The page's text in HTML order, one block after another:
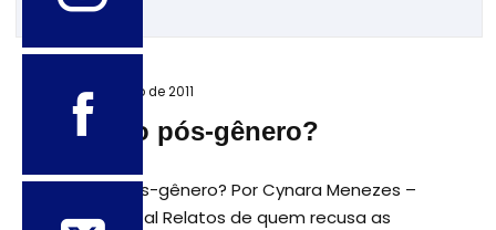
22 de setembro de 2011
A era do pós-gênero?
A era do pós-gênero? Por Cynara Menezes –
Carta Capital Relatos de quem recusa as